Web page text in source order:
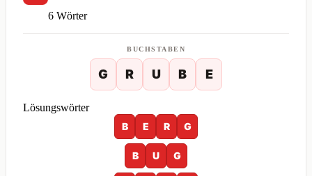
6 Wörter
BUCHSTABEN
G R U B E
Lösungswörter
B
E R G
B U G